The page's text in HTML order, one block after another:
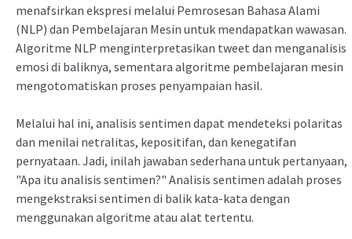
menafsirkan ekspresi melalui Pemrosesan Bahasa Alami
(NLP) dan Pembelajaran Mesin untuk mendapatkan wawasan.
Algoritme NLP menginterpretasikan tweet dan menganalisis
emosi di baliknya, sementara algoritme pembelajaran mesin
mengotomatiskan proses penyampaian hasil.
Melalui hal ini, analisis sentimen dapat mendeteksi polaritas
dan menilai netralitas, kepositifan, dan kenegatifan
pernyataan. Jadi, inilah jawaban sederhana untuk pertanyaan,
"Apa itu analisis sentimen?" Analisis sentimen adalah proses
mengekstraksi sentimen di balik kata-kata dengan
menggunakan algoritme atau alat tertentu.